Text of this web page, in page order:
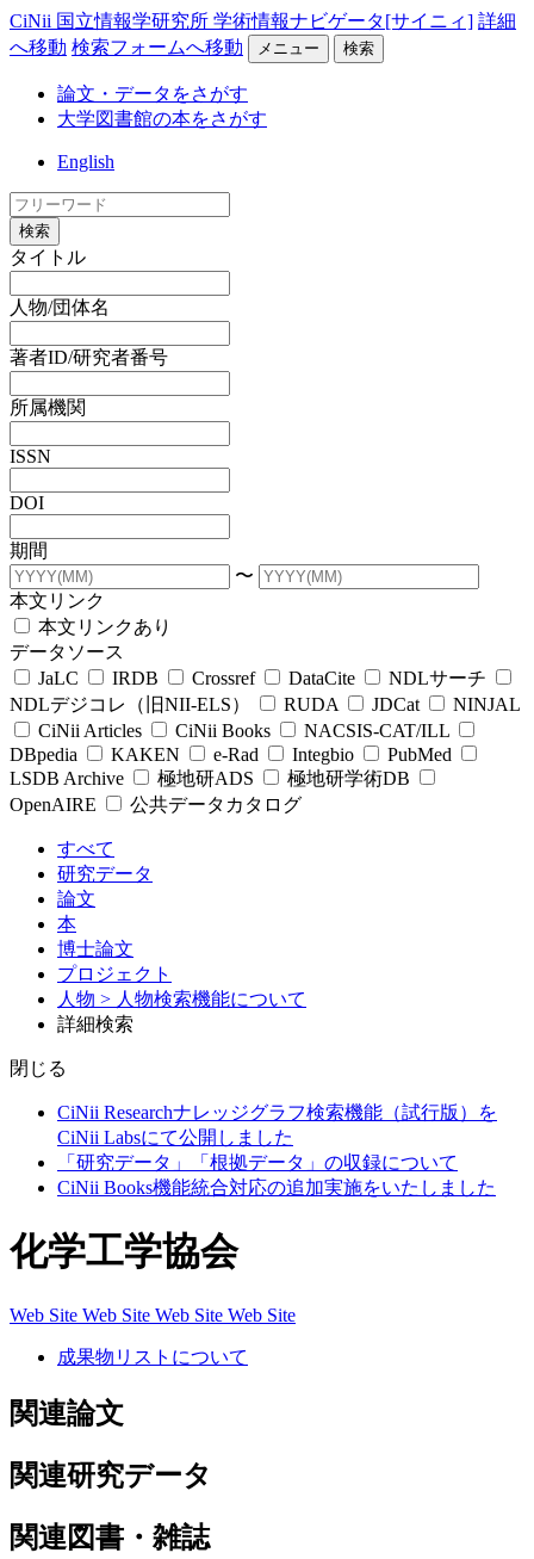
CiNii 国立情報学研究所 学術情報ナビゲータ[サイニィ] 詳細
へ移動 検索フォームへ移動 メニュー 検索
論文・データをさがす
大学図書館の本をさがす
English
検索
タイトル
人物/団体名
著者ID/研究者番号
所属機関
ISSN
DOI
期間
〜
本文リンク
本文リンクあり
データソース
JaLC
IRDB Crossref DataCite
NDLサーチ
NDLデジコレ（旧NII-ELS）
RUDA JDCat
NINJAL
CiNii Articles
CiNii Books
NACSIS-CAT/ILL
DBpedia
KAKEN e-Rad Integbio
PubMed
LSDB Archive
極地研ADS
極地研学術DB
OpenAIRE
公共データカタログ
すべて
研究データ
論文
本
博士論文
プロジェクト
人物 > 人物検索機能について
詳細検索
閉じる
CiNii Researchナレッジグラフ検索機能（試行版）を
CiNii Labsにて公開しました
「研究データ」「根拠データ」の収録について
CiNii Books機能統合対応の追加実施をいたしました
化学工学協会
Web Site Web Site Web Site Web Site
成果物リストについて
関連論文
関連研究データ
関連図書・雑誌